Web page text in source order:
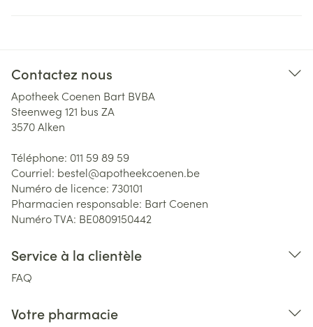
Contactez nous
Apotheek Coenen Bart BVBA
Steenweg 121 bus ZA
3570Alken
Téléphone: 011 59 89 59
Courriel: bestel@apotheekcoenen.be
Numéro de licence: 730101
Pharmacien responsable: Bart Coenen
Numéro TVA: BE0809150442
Service à la clientèle
FAQ
Votre pharmacie